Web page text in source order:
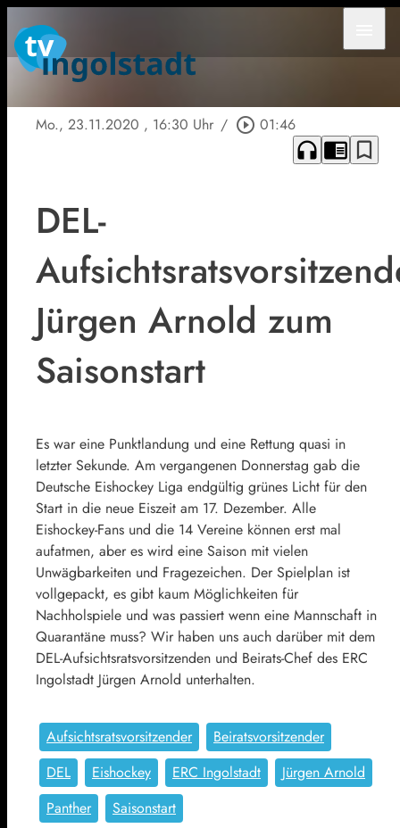
Mo., 23.11.2020 , 16:30 Uhr / play_circle_outline 01:46
headphones chrome_reader_mode bookmark_border
DEL-
Jürgen Arnold zum
Saisonstart
Es war eine Punktlandung und eine Rettung quasi in
letzter Sekunde. Am vergangenen Donnerstag gab die
Deutsche Eishockey Liga endgültig grünes Licht für den
Start in die neue Eiszeit am 17. Dezember. Alle
Eishockey-Fans und die 14 Vereine können erst mal
aufatmen, aber es wird eine Saison mit vielen
Unwägbarkeiten und Fragezeichen. Der Spielplan ist
vollgepackt, es gibt kaum Möglichkeiten für
Nachholspiele und was passiert wenn eine Mannschaft in
Quarantäne muss? Wir haben uns auch darüber mit dem
DEL-Aufsichtsratsvorsitzenden und Beirats-Chef des ERC
Ingolstadt Jürgen Arnold unterhalten.
Aufsichtsratsvorsitzender
Beiratsvorsitzender
DEL
Eishockey ERC Ingolstadt
Jürgen Arnold
Panther
Saisonstart